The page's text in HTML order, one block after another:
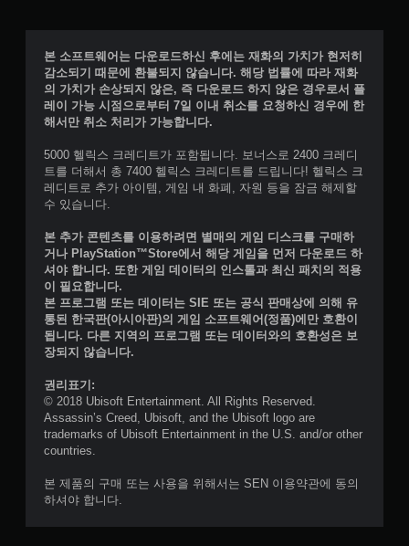
본 소프트웨어는 다운로드하신 후에는 재화의 가치가 현저히
감소되기 때문에 환불되지 않습니다. 해당 법률에 따라 재화
의 가치가 손상되지 않은, 즉 다운로드 하지 않은 경우로서 플
레이 가능 시점으로부터 7일 이내 취소를 요청하신 경우에 한
해서만 취소 처리가 가능합니다.
5000 헬릭스 크레디트가 포함됩니다. 보너스로 2400 크레디
트를 더해서 총 7400 헬릭스 크레디트를 드립니다! 헬릭스 크
레디트로 추가 아이템, 게임 내 화폐, 자원 등을 잠금 해제할
수 있습니다.
본 추가 콘텐츠를 이용하려면 별매의 게임 디스크를 구매하
거나 PlayStation™Store에서 해당 게임을 먼저 다운로드 하
셔야 합니다. 또한 게임 데이터의 인스톨과 최신 패치의 적용
이 필요합니다.
본 프로그램 또는 데이터는 SIE 또는 공식 판매상에 의해 유
통된 한국판(아시아판)의 게임 소프트웨어(정품)에만 호환이
됩니다. 다른 지역의 프로그램 또는 데이터와의 호환성은 보
장되지 않습니다.
권리표기:
© 2018 Ubisoft Entertainment. All Rights Reserved.
Assassin’s Creed, Ubisoft, and the Ubisoft logo are
trademarks of Ubisoft Entertainment in the U.S. and/or other
countries.
본 제품의 구매 또는 사용을 위해서는 SEN 이용약관에 동의
하셔야 합니다.